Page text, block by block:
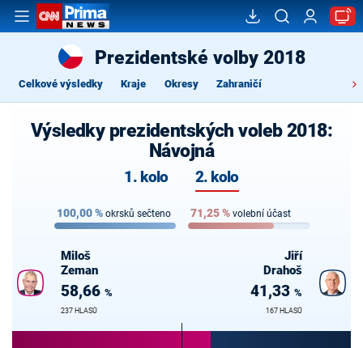
Prezidentské volby 2018
Celkové výsledky Kraje Okresy Zahraničí
Výsledky prezidentských voleb 2018:
Návojná
1. kolo 2. kolo
100,00% okrsků sečteno 71,25% volební účast
Miloš
Zeman
58,66 %
237 HLASŮ
Jiří
Drahoš
41,33 %
167 HLASŮ